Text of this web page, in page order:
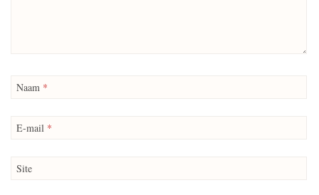
Naam *
E-mail *
Site